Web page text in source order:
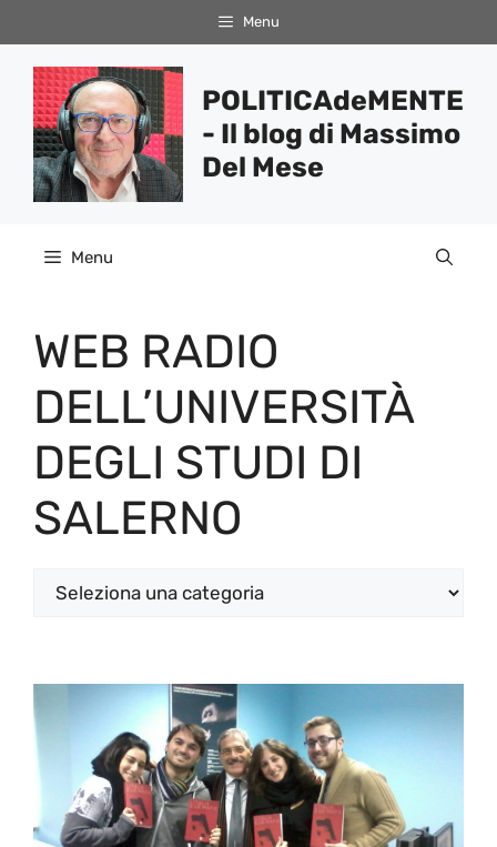
al
contenuto
Menu
POLITICAdeMENTE
- Il blog di Massimo
Del Mese
Menu
WEB RADIO
DELL’UNIVERSITÀ
DEGLI STUDI DI
SALERNO
Categorie